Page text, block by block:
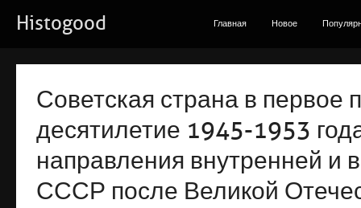
Histogood Главная Новое
Советская страна в первое
десятилетие 1945-1953
направления внутренней и
СССР после Великой